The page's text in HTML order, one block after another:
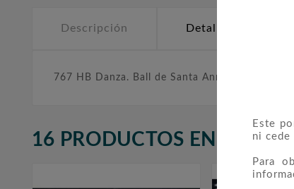
Este
ni cede
Para
Descripción Detalles del
767 HB Danza. Ball de Santa Anna.
16 PRODUCTOS EN LA